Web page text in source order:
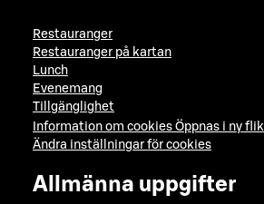
Restauranger
Restauranger på kartan
Lunch
Evenemang
Tillgänglighet
Information om cookies Öppnas i ny flik
Ändra inställningar för cookies
Allmänna uppgifter